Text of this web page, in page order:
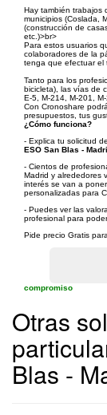
Hay también trabajos
municipios (Coslada,
(construcción de
etc.)>br>
Para estos usuarios
colaboradores de la
tenga que efectuar el
Tanto para los
bicicleta), las vías de
E-5, M-214, M-201,
Con Cronoshare
presupuestos, tus
¿Cómo funciona?
- Explica tu solicitud
ESO San Blas -
- Cientos de
Madrid y alrededores
interés se van a
personalizadas para
- Puedes ver las
profesional para
Pide precio Gratis para
compromiso
Otras
Blas -